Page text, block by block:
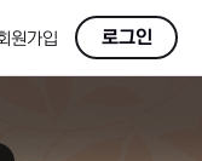
원가입 로그인